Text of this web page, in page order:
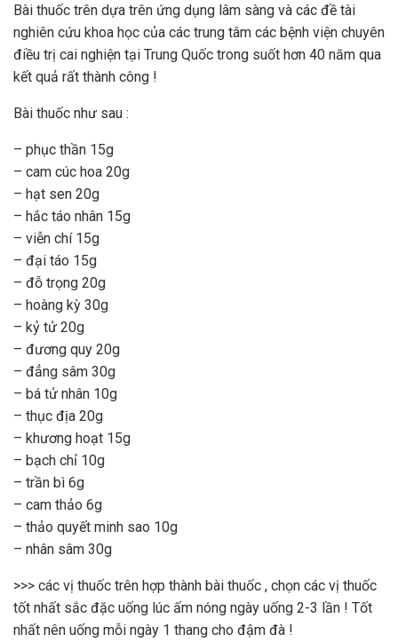
Bài thuốc trên dựa trên ứng dụng lâm sàng và các đề tài
nghiên cứu khoa học của các trung tâm các bệnh viện chuyên
điều trị cai nghiện tại Trung Quốc trong suốt hơn 40 năm qua
kết quả rất thành công !
Bài thuốc như sau :
– phục thần 15g
– cam cúc hoa 20g
– hạt sen 20g
– hắc táo nhân 15g
– viễn chí 15g
– đại táo 15g
– đỗ trọng 20g
– hoàng kỳ 30g
– kỷ tử 20g
– đương quy 20g
– đẳng sâm 30g
– bá tử nhân 10g
– thục địa 20g
– khương hoạt 15g
– bạch chỉ 10g
– trần bì 6g
– cam thảo 6g
– thảo quyết minh sao 10g
– nhân sâm 30g
>>> các vị thuốc trên hợp thành bài thuốc , chọn các vị thuốc
tốt nhất sắc đặc uống lúc ấm nóng ngày uống 2-3 lần ! Tốt
nhất nên uống mỗi ngày 1 thang cho đậm đà !